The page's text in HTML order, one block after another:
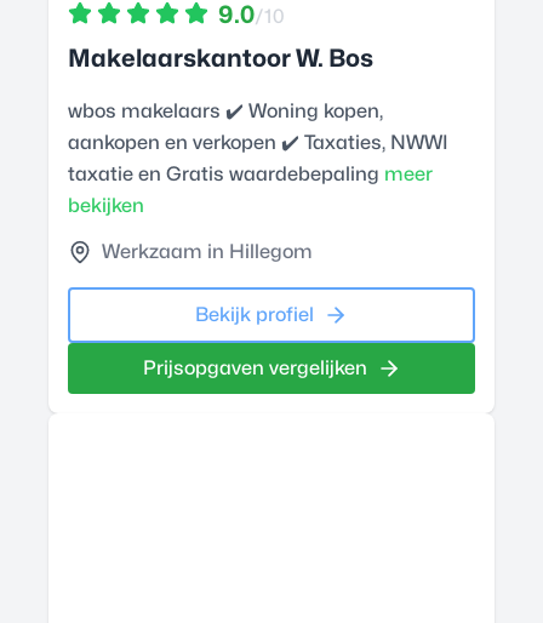
9.0/10
Makelaarskantoor W. Bos
wbos makelaars ✔️ Woning kopen,
aankopen en verkopen ✔️ Taxaties, NWWI
taxatie en Gratis waardebepaling meer
bekijken
Werkzaam in Hillegom
Bekijk profiel
Prijsopgaven vergelijken